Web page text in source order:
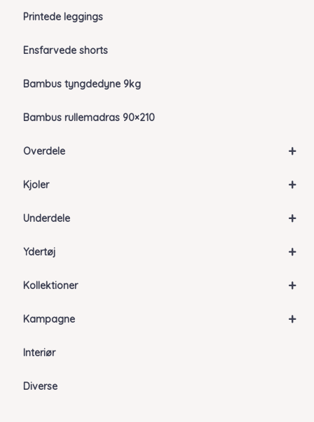
Printede leggings
Ensfarvede shorts
Bambus tyngdedyne 9kg
Bambus rullemadras 90×210
+
Overdele
+
Kjoler
+
Underdele
+
Ydertøj
+
Kollektioner
+
Kampagne
Interiør
Diverse